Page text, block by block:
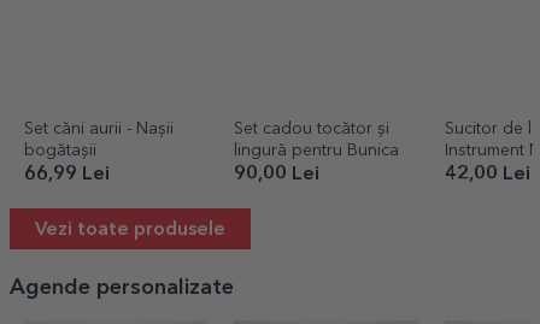
Set căni aurii - Nașii
bogătașii
66,99 Lei
Set cadou tocător și
lingură pentru Bunica
90,00 Lei
Sucitor de
Instrument
42,00 Lei
Vezi toate produsele
Agende personalizate